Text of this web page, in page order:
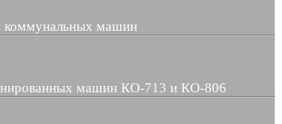
коммунальных машин
машин КО-713 и КО-806